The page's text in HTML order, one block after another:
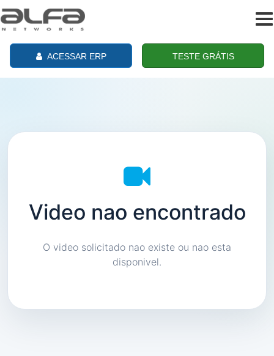
ACESSAR ERP TESTE GRÁTIS
Video nao encontrado
O video solicitado nao existe ou nao esta
disponivel.